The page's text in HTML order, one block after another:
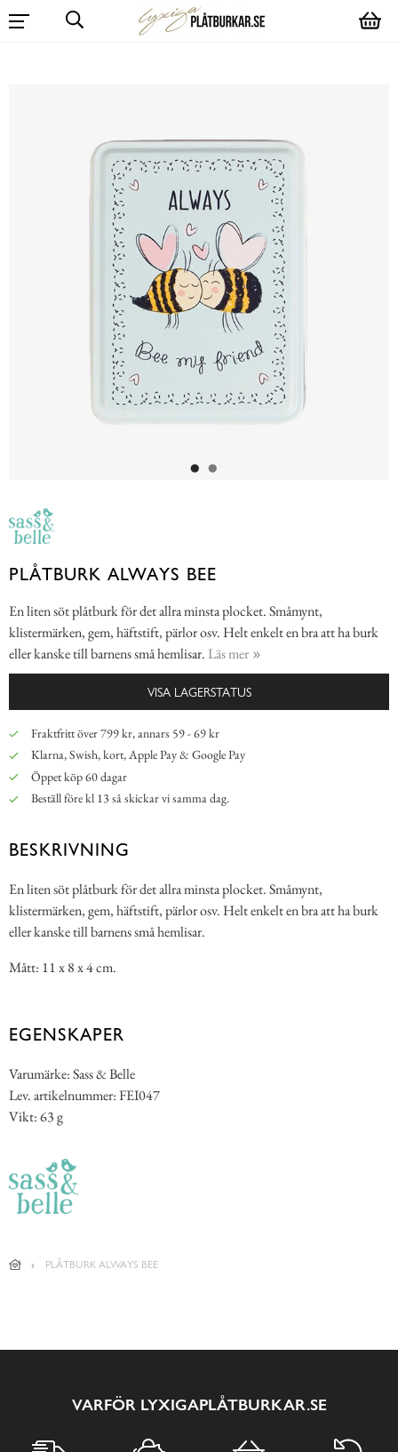
PLÅTBURK ALWAYS BEE
En liten söt plåtburk för det allra minsta plocket. Småmynt,
klistermärken, gem, häftstift, pärlor osv. Helt enkelt en bra att ha burk
eller kanske till barnens små hemlisar. Läs mer
VISA LAGERSTATUS
Fraktfritt över 799 kr, annars 59 - 69 kr
Klarna, Swish, kort, Apple Pay & Google Pay
Öppet köp 60 dagar
Beställ före kl 13 så skickar vi samma dag.
BESKRIVNING
En liten söt plåtburk för det allra minsta plocket. Småmynt,
klistermärken, gem, häftstift, pärlor osv. Helt enkelt en bra att ha burk
eller kanske till barnens små hemlisar.
Mått: 11 x 8 x 4 cm.
EGENSKAPER
Varumärke: Sass & Belle
Lev. artikelnummer: FEI047
Vikt: 63 g
PLÅTBURK ALWAYS BEE
VARFÖR LYXIGAPLÅTBURKAR.SE